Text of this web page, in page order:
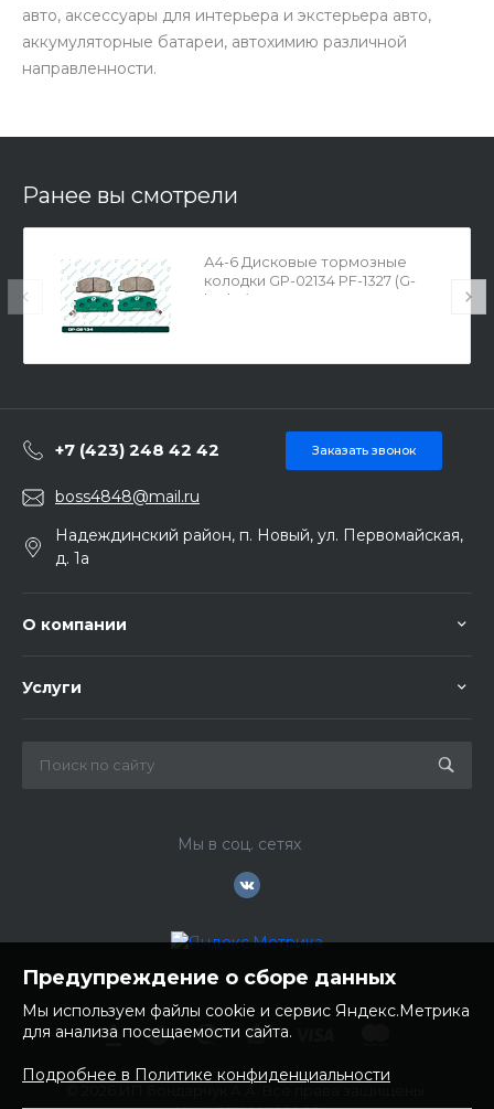
авто, аксессуары для интерьера и экстерьера авто,
аккумуляторные батареи, автохимию различной
направленности.
Ранее вы смотрели
А4-6 Дисковые тормозные
колодки GP-02134 PF-1327 (G-
brake)
+7 (423) 248 42 42 Заказать звонок
boss4848@mail.ru
Надеждинский район, п. Новый, ул. Первомайская,
д. 1а
О компании
Услуги
Мы в соц. сетях
Предупреждение о сборе данных
Мы используем файлы cookie и сервис Яндекс.Метрика
для анализа посещаемости сайта.
Подробнее в Политике конфиденциальности